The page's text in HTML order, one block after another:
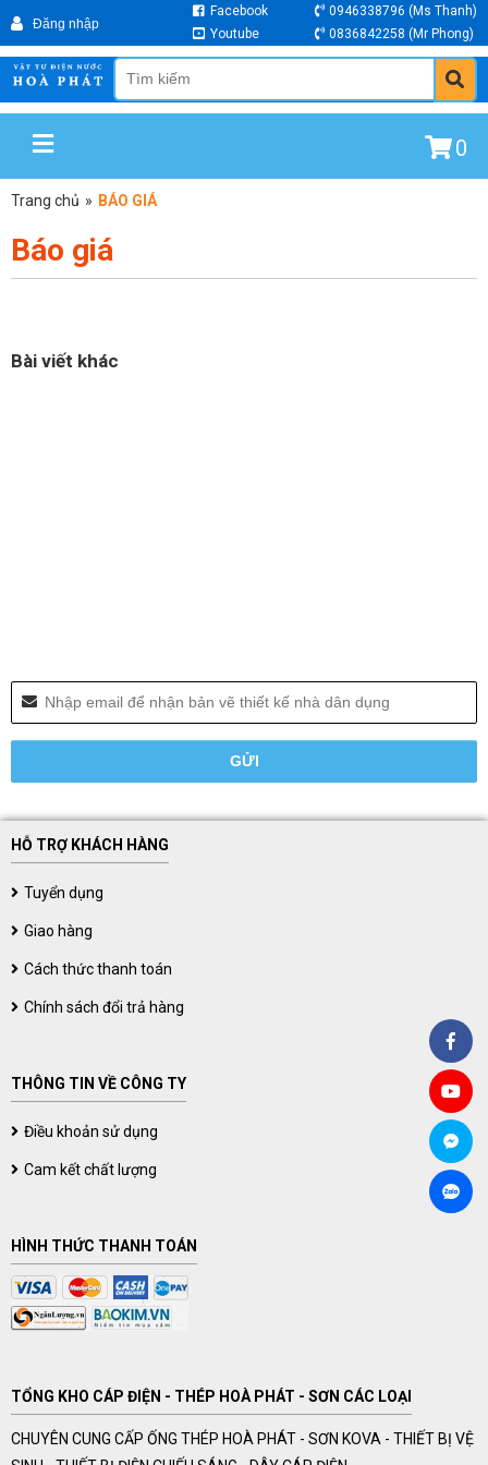
Facebook
Youtube
0946338796 (Ms Thanh)
0836842258 (Mr Phong)
0
Trang chủ » BÁO GIÁ
Báo giá
Bài viết khác
HỖ TRỢ KHÁCH HÀNG
Tuyển dụng
Giao hàng
Cách thức thanh toán
Chính sách đổi trả hàng
THÔNG TIN VỀ CÔNG TY
Điều khoản sử dụng
Cam kết chất lượng
HÌNH THỨC THANH TOÁN
TỔNG KHO CÁP ĐIỆN - THÉP HOÀ PHÁT - SƠN CÁC LOẠI
CHUYÊN CUNG CẤP ỐNG THÉP HOÀ PHÁT - SƠN KOVA - THIẾT BỊ VỆ